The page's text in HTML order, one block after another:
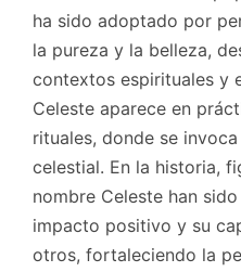
ha sido adoptado por
la pureza y la belleza,
contextos espirituales y
Celeste aparece en
rituales, donde se
celestial. En la historia,
nombre Celeste han
impacto positivo y su
otros, fortaleciendo la